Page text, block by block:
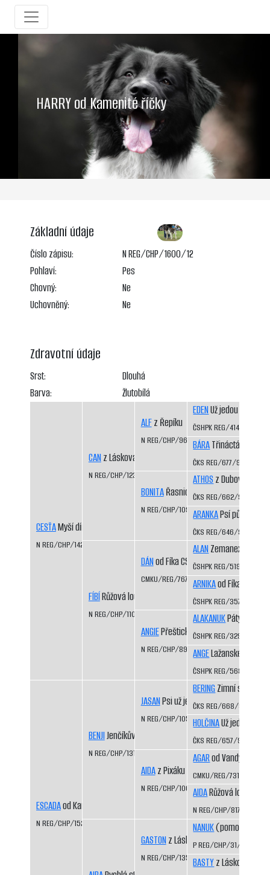
HARRY od Kamenité říčky
Základní údaje
Číslo zápisu:
N REG/CHP/1600/12
Pohlaví:
Pes
Chovný:
Ne
Uchovněný:
Ne
Zdravotní údaje
Srst:
Dlouhá
Barva:
Žlutobílá
CESŤAMyší díra
N REG/CHP/1423/07/08
ESCADAod Kamenité říčky
N REG/CHP/1523/09/11
CANz Láskova
N REG/CHP/1233/01/03
FÍBÍRůžová louka
N REG/CHP/1109/99/01
BENJIJenčíkův les
N REG/CHP/1310/03/05
ALFz Řepíku
N REG/CHP/962/96/98
BONITAŘasnický potok
N REG/CHP/1093/98/00
DÁNod Fíka CS
CMKU/REG/767/93/98
ANGIEPřeštická luka
N REG/CHP/894/95/96
JASANPsi už jedou
N REG/CHP/1050/98/99
AIDAz Pixáku
N REG/CHP/1066/98/99
GASTONz Láskova
N REG/CHP/1354/04/06
EDENUž jedou CS
ČSHPK REG/414/89
BÁRATřináctá míle CS
ČKS REG/677/92/94
ATHOS z Dubových
ČKS REG/662/92/94
ARANKAPsí půle CS
ČKS REG/646/92/94
ALANZemanex CS
ČSHPK REG/519/91
ARNIKAod Fíka CS
ČSHPK REG/357/89
ALAKANUKPátý dráp CS
ČSHPK REG/329/88/91
ANGELažanské údolí CS
ČSHPK REG/568/91/95
BERINGZimní sen CS
ČKS REG/668/92/94
HOLČINAUž jedou CS
ČKS REG/657/92/93
AGARod Vandy z Hájů
CMKU/REG/731/93/95
AIDARůžová louka
N REG/CHP/817/94/96
NANUK(pomocný
P REG/CHP/31/99/01
BASTYz Láskova